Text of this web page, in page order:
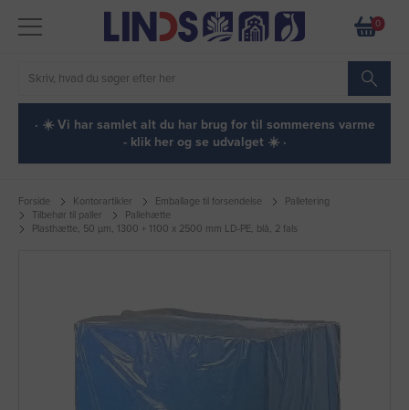
0
· ☀️ Vi har samlet alt du har brug for til sommerens varme
- klik her og se udvalget ☀️ ·
Forside Kontorartikler Emballage til forsendelse
Palletering
Tilbehør til paller
Pallehætte
Plasthætte, 50 µm, 1300 + 1100 x 2500 mm LD-PE, blå, 2 fals